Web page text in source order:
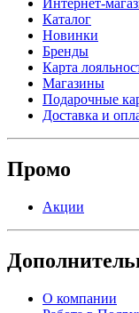
Интернет-
Каталог
Новинки
Бренды
Карта
Магазины
Подарочные
Доставка и
Промо
Акции
О компании